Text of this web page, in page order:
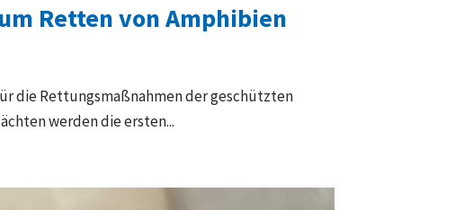
Retten von Amphibien
die Rettungsmaßnahmen der geschützten
werden die ersten...